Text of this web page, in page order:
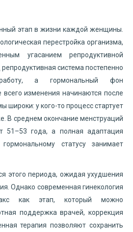
этап в жизни каждой женщины.
перестройка организма,
угасанием репродуктивной
система постепенно
а гормональный фон
всего изменения начинаются после
широки: у кого-то процесс стартует
В среднем окончание менструаций
51–53 года, а полная адаптация
статусу занимает
этого периода, ожидая ухудшения
Однако современная гинекология
как этап, который можно
поддержка врачей, коррекция
терапия позволяют сохранить